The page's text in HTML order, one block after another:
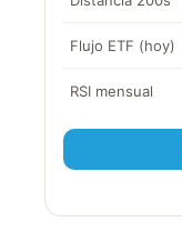
Flujo ETF (hoy)
RSI mensual